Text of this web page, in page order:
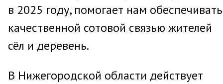
в 2025 году, помогает нам обеспечивать
качественной сотовой связью жителей
сёл и деревень.
В Нижегородской области действует